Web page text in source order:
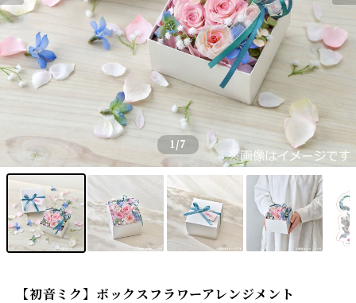
1/7
【初音ミク】ボックスフラワーアレンジメント